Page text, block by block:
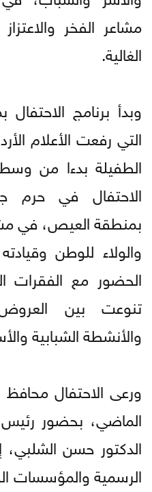
مشاعر الفخر
الغالية.
وبدأ برنامج
التي رفعت الأعلام
الطفيلة بدءا من وسط
الاحتفال في حرم
بمنطقة العيص، في
والولاء للوطن
الحضور مع الفقرات
تنوعت بين
والأنشطة الشبابية
ورعى الاحتفال
الماضي، بحضور رئيس
الدكتور حسن الشلبي،
الرسمية والمؤسسات